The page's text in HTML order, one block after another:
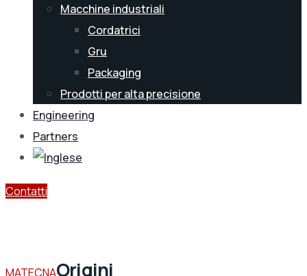
Macchine industriali
Cordatrici
Gru
Packaging
Prodotti per alta precisione
Engineering
Partners
Contatti
MATECNAOrigini